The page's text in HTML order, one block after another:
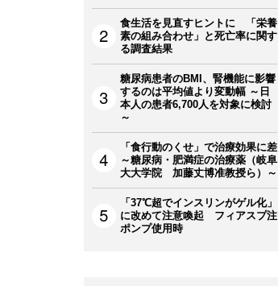
食生活を見直すヒントに 「栄養
素の組み合わせ」と死亡率に関す
る調査結果
糖尿病患者のBMI、腎機能に影響
するのは平均値より変動幅 ～日
本人の患者6,700人を対象に検討
～
「食行動のくせ」で治療効果に差
～糖尿病・肥満症の治療薬（岐阜
大大学院 加藤丈博准教授ら）～
「37℃超でインスリンがゲル化」
に改めて注意喚起 フィアスプ注
ポンプ使用時